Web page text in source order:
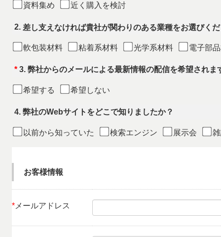
資料集め 近く購入を検討
2. 差し支えなければ貴社が関わりのある業種をお選びく
軟包装材料 粘着系材料 光学系材料 電子部
* 3. 弊社からのメールによる最新情報の配信を希望されま
希望する 希望しない
4. 弊社のWebサイトをどこで知りましたか？
以前から知っていた 検索エンジン 展示会
お客様情報
* メールアドレス